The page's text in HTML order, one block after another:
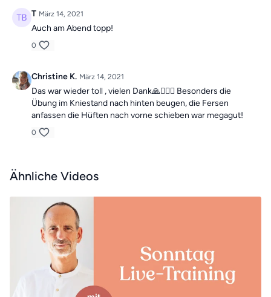
T März 14, 2021
Auch am Abend topp!
0
Christine K. März 14, 2021
Das war wieder toll , vielen Dank🙏🙋🏼‍♀️ Besonders die
Übung im Kniestand nach hinten beugen, die Fersen
anfassen die Hüften nach vorne schieben war megagut!
0
Ähnliche Videos